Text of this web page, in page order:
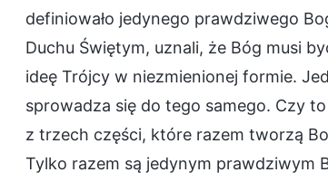
definiowało jedynego prawdziwego
Duchu Świętym, uznali, że Bóg musi
ideę Trójcy w niezmienionej formie.
sprowadza się do tego samego. Czy to
z trzech części, które razem tworzą
Tylko razem są jedynym prawdziwym